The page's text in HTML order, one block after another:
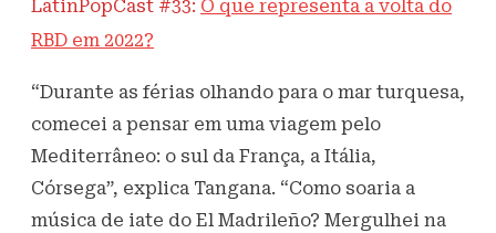
LatinPopCast #33: O que representa a volta do
RBD em 2022?
“Durante as férias olhando para o mar turquesa,
comecei a pensar em uma viagem pelo
Mediterrâneo: o sul da França, a Itália,
Córsega”, explica Tangana. “Como soaria a
música de iate do El Madrileño? Mergulhei na